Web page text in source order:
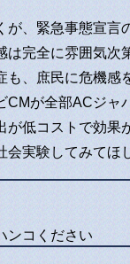
、緊急事態宣言
は完全に雰囲気次
、庶民に危機感
CMが全部ACジャ
が低コストで効果
会実験してみてほ
ンコください